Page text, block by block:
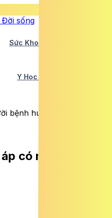
Đời sống
Sức Khoẻ TV
Y Học Cổ Truyền
bệnh huyết áp có nên
có nên uống